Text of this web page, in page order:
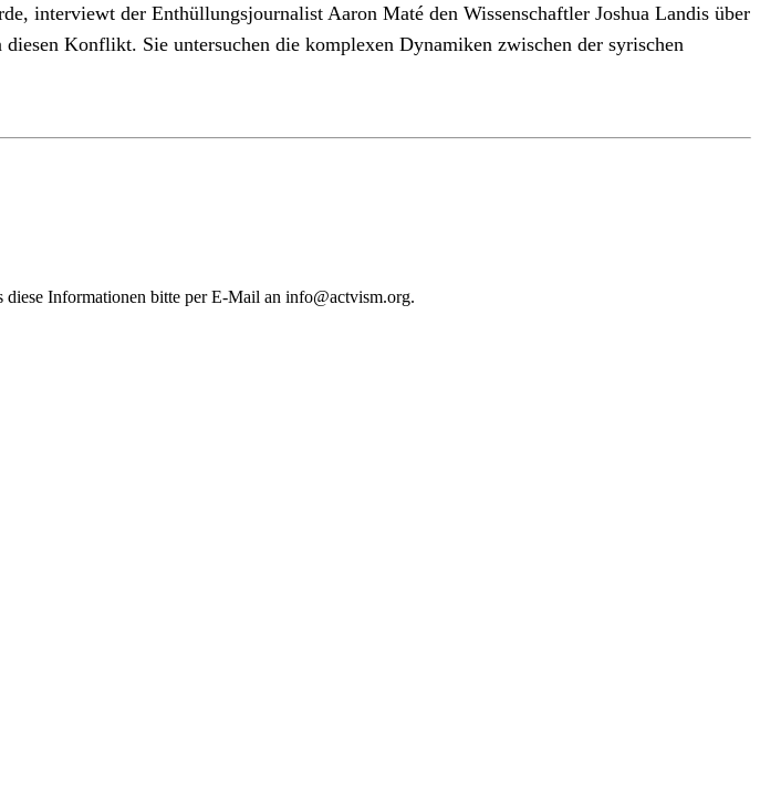
interviewt der Enthüllungsjournalist Aaron Maté den Wissenschaftler Joshua Landis über
Konflikt. Sie untersuchen die komplexen Dynamiken zwischen der syrischen
Informationen bitte per E-Mail an info@actvism.org.